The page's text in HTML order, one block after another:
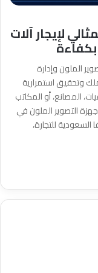
لإيجار آلات
بكفاءة
الملون وإدارة
وتحقيق استمرارية
المصانع، أو المكاتب
التصوير الملون في
للتجارة،